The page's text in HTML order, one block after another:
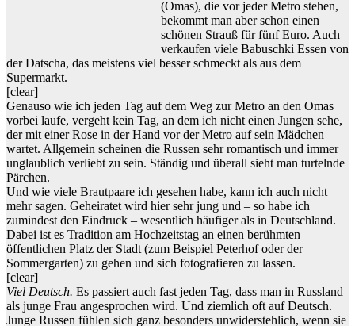
(Omas), die vor jeder Metro stehen,
bekommt man aber schon einen
schönen Strauß für fünf Euro. Auch
verkaufen viele Babuschki Essen von
der Datscha, das meistens viel besser schmeckt als aus dem
Supermarkt.
[clear]
Genauso wie ich jeden Tag auf dem Weg zur Metro an den Omas
vorbei laufe, vergeht kein Tag, an dem ich nicht einen Jungen sehe,
der mit einer Rose in der Hand vor der Metro auf sein Mädchen
wartet. Allgemein scheinen die Russen sehr romantisch und immer
unglaublich verliebt zu sein. Ständig und überall sieht man turtelnde
Pärchen.
Und wie viele Brautpaare ich gesehen habe, kann ich auch nicht
mehr sagen. Geheiratet wird hier sehr jung und – so habe ich
zumindest den Eindruck – wesentlich häufiger als in Deutschland.
Dabei ist es Tradition am Hochzeitstag an einen berühmten
öffentlichen Platz der Stadt (zum Beispiel Peterhof oder der
Sommergarten) zu gehen und sich fotografieren zu lassen.
[clear]
Viel Deutsch. Es passiert auch fast jeden Tag, dass man in Russland
als junge Frau angesprochen wird. Und ziemlich oft auf Deutsch.
Junge Russen fühlen sich ganz besonders unwiderstehlich, wenn sie